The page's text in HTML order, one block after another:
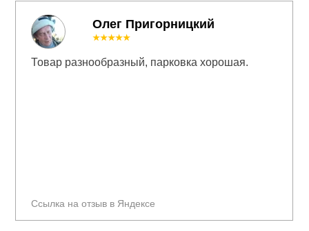
Олег Пригорницкий
Ссылка на отзыв в Яндексе
★★★★★
Товар разнообразный, парковка хорошая.